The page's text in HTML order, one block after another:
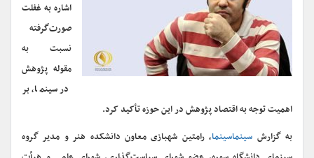
اشاره به غفلت
صورت‌گرفته
نسبت به
مقوله پژوهش
در سینما، بر
اهمیت توجه به اقتصاد پژوهش در این حوزه تأکید کرد.
به گزارش سینماسینما، رامتین شهبازی معاون دانشکده هنر و مدیر گروه